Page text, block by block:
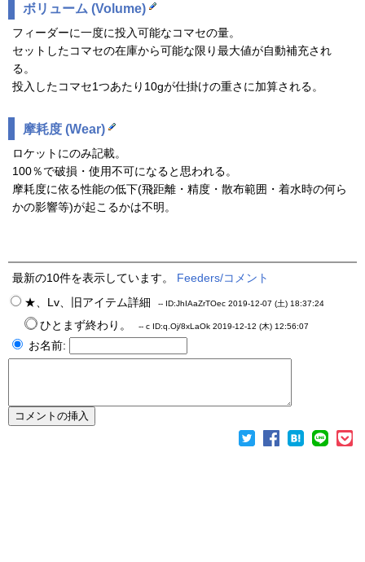
ボリューム (Volume)
フィーダーに一度に投入可能なコマセの量。
セットしたコマセの在庫から可能な限り最大値が自動補充され
る。
投入したコマセ1つあたり10gが仕掛けの重さに加算される。
摩耗度 (Wear)
ロケットにのみ記載。
100％で破損・使用不可になると思われる。
摩耗度に依る性能の低下(飛距離・精度・散布範囲・着水時の何ら
かの影響等)が起こるかは不明。
最新の10件を表示しています。 Feeders/コメント
★、Lv、旧アイテム詳細
-- ID:JhIAaZrTOec 2019-12-07 (土) 18:37:24
ひとまず終わり。 -- c ID:q.Oj/8xLaOk 2019-12-12 (木) 12:56:07
お名前: